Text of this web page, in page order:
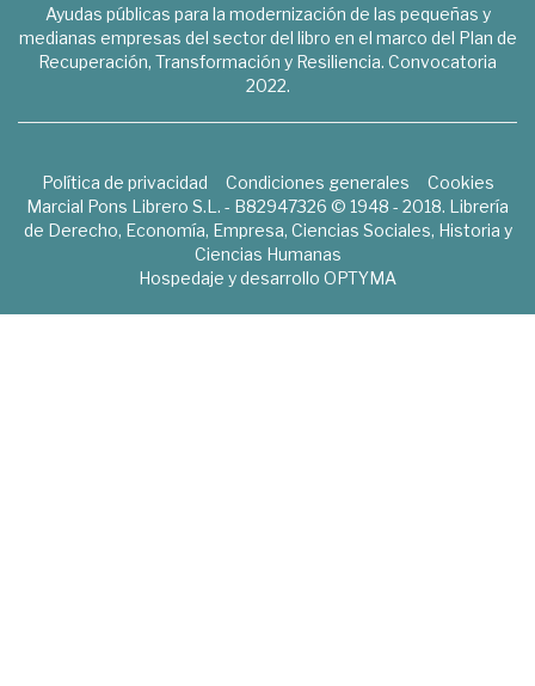
Ayudas públicas para la modernización de las pequeñas y
medianas empresas del sector del libro en el marco del Plan de
Recuperación, Transformación y Resiliencia. Convocatoria
2022.
Política de privacidad Condiciones generales
Cookies
Marcial Pons Librero S.L. - B82947326 © 1948 - 2018. Librería
de Derecho, Economía, Empresa, Ciencias Sociales, Historia y
Ciencias Humanas
Hospedaje y desarrollo OPTYMA